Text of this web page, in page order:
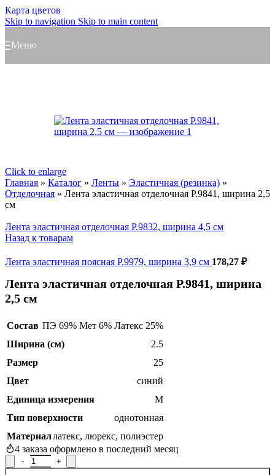
Карта цветов
Skip to navigation Skip to main content
Меню
Click to enlarge
Главная » Каталог » Ленты » Эластичная (резинка) »
Отделочная » Лента эластичная отделочная Р.9841, ширина 2,5
см
Лента эластичная отделочная Р.9832, ширина 4,5 см
Назад к товарам
Лента эластичная поясная Р.9979, ширина 3,9 см 178,27 ₽
Лента эластичная отделочная Р.9841, ширина
2,5 см
Состав ПЭ 69% Мет 6% Латекс 25%
Ширина (см)
2.5
Размер
25
Цвет
синий
Единица измерения
М
Тип поверхности
однотонная
Материаллатекс, люрекс, полиэстер
4 заказа оформлено в последний месяц
Количество товара Лента эластичная отделочная Р.9841,